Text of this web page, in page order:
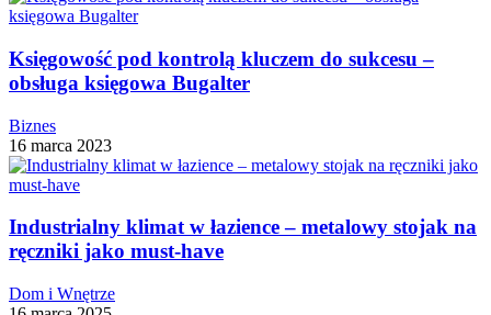
Księgowość pod kontrolą kluczem do sukcesu –
obsługa księgowa Bugalter
Biznes
16 marca 2023
Industrialny klimat w łazience – metalowy stojak na
ręczniki jako must-have
Dom i Wnętrze